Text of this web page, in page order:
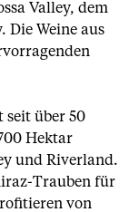
Valley, dem
Die Weine aus
seit über 50
Hektar
und Riverland.
Trauben für
von